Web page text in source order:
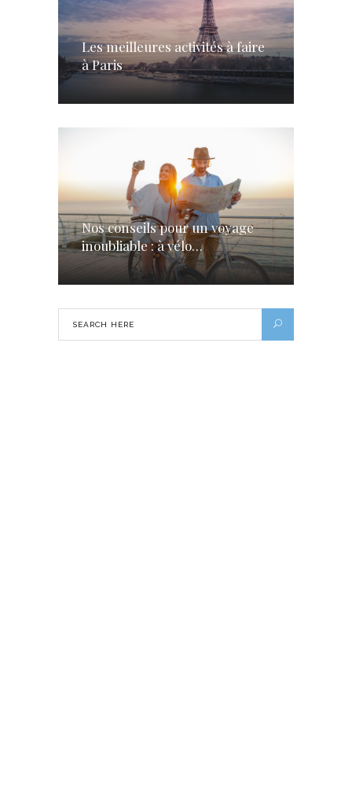
Les meilleures activités à faire
à Paris
Nos conseils pour un voyage
inoubliable : à vélo…